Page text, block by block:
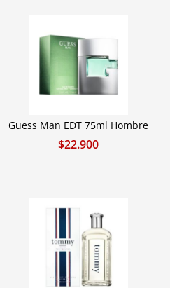
Guess Man EDT 75ml Hombre
$22.900